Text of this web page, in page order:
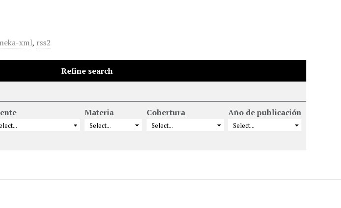
xml, rss2
Refine search
Materia Cobertura Año de publicación